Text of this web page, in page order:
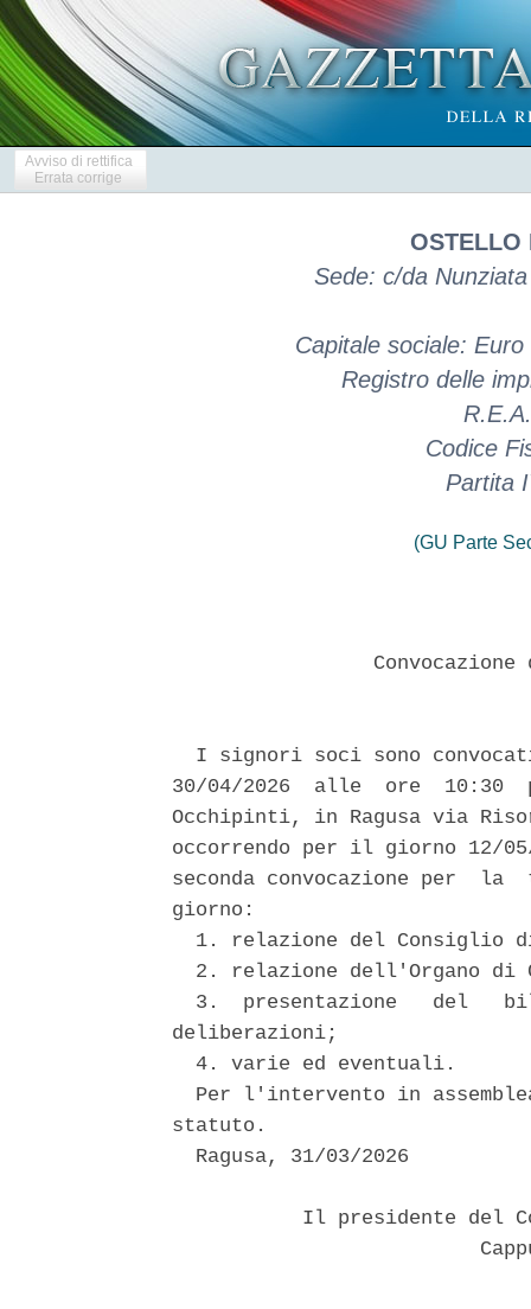
Avviso di rettifica
Errata corrige
OSTELLO
Sede: c/da
Capitale sociale:
Registro delle
Codice
Partita
(GU Parte
I signori soci sono
30/04/2026  alle  ore  10:30
Occhipinti, in Ragusa via
occorrendo per il giorno 12/
seconda convocazione per
giorno:
1. relazione del Consiglio
2. relazione dell'Organo di
3.  presentazione   del
deliberazioni;
  4. varie ed eventuali.
Per l'intervento in
statuto.
  Ragusa, 31/03/2026
Il presidente del